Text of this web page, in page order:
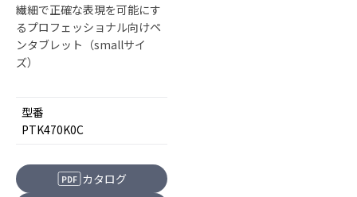
繊細で正確な表現を可能にす
るプロフェッショナル向けペ
ンタブレット（smallサイ
ズ）
型番
PTK470K0C
PDF カタログ